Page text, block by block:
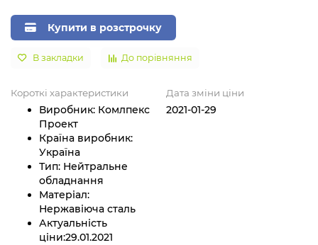
Купити в розстрочку
В закладки До порівняння
Короткі характеристики
Виробник: Комлпекс
Проект
Країна виробник:
Україна
Тип: Нейтральне
обладнання
Матеріал:
Нержавіюча сталь
Актуальність
ціни:29.01.2021
Дата зміни ціни
2021-01-29